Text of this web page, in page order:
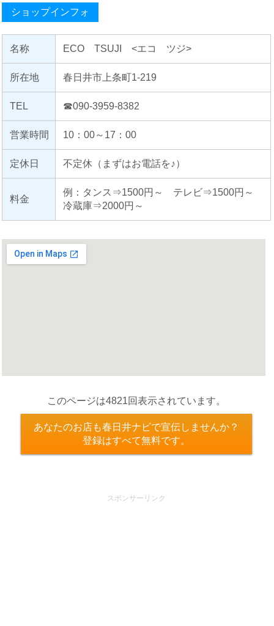
ショップインフォ
名称 ECO TSUJI <エコ ツジ>
所在地 春日井市上条町1-219
TEL ☎090-3959-8382
営業時間 10：00～17：00
定休日 不定休（まずはお電話を♪）
料金
例：タンス⇒1500円～ テレビ⇒1500円～
冷蔵庫⇒2000円～
このページは4821回表示されています。
あなたのお店も春日井ナビで宣伝しませんか？
登録はすべて無料です。
スポンサーリンク